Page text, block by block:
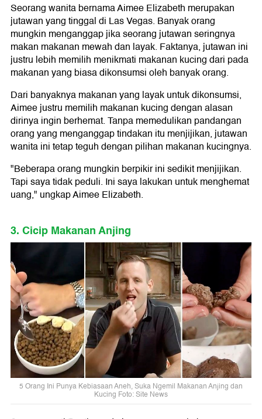
Seorang wanita bernama Aimee Elizabeth merupakan
jutawan yang tinggal di Las Vegas. Banyak orang
mungkin menganggap jika seorang jutawan seringnya
makan makanan mewah dan layak. Faktanya, jutawan ini
justru lebih memilih menikmati makanan kucing dari pada
makanan yang biasa dikonsumsi oleh banyak orang.
Dari banyaknya makanan yang layak untuk dikonsumsi,
Aimee justru memilih makanan kucing dengan alasan
dirinya ingin berhemat. Tanpa memedulikan pandangan
orang yang menganggap tindakan itu menjijikan, jutawan
wanita ini tetap teguh dengan pilihan makanan kucingnya.
"Beberapa orang mungkin berpikir ini sedikit menjijikan.
Tapi saya tidak peduli. Ini saya lakukan untuk menghemat
uang," ungkap Aimee Elizabeth.
3. Cicip Makanan Anjing
5 Orang Ini Punya Kebiasaan Aneh, Suka Ngemil Makanan Anjing dan
Kucing Foto: Site News